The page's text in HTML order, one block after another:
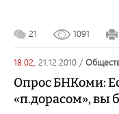
21 1091
18:02, 21.12.2010 /
Опрос БНКоми:
«п.дорасом», вы